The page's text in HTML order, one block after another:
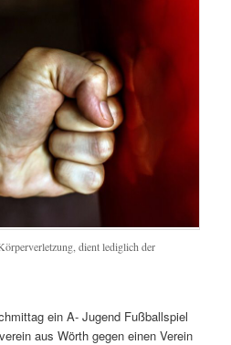
dient lediglich der
ein A- Jugend Fußballspiel
aus Wörth gegen einen Verein